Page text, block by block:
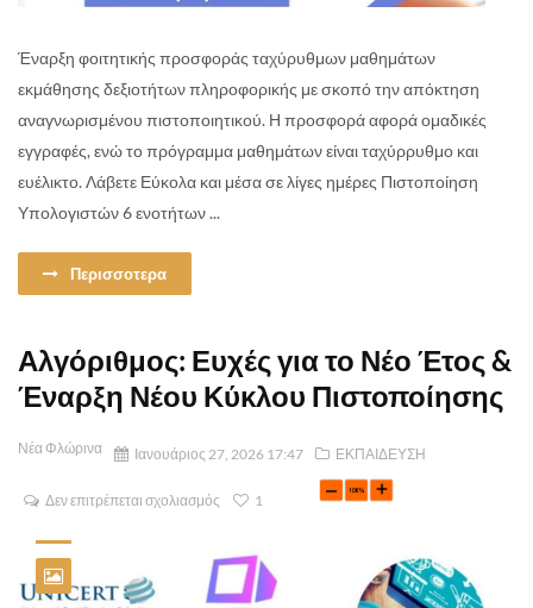
Έναρξη φοιτητικής προσφοράς ταχύρυθμων μαθημάτων
εκμάθησης δεξιοτήτων πληροφορικής με σκοπό την απόκτηση
αναγνωρισμένου πιστοποιητικού. Η προσφορά αφορά ομαδικές
εγγραφές, ενώ το πρόγραμμα μαθημάτων είναι ταχύρρυθμο και
ευέλικτο. Λάβετε Εύκολα και μέσα σε λίγες ημέρες Πιστοποίηση
Υπολογιστών 6 ενοτήτων ...
Περισσοτερα
Αλγόριθμος: Ευχές για το Νέο Έτος &
Έναρξη Νέου Κύκλου Πιστοποίησης
Νέα Φλώρινα Ιανουάριος 27, 2026 17:47 ΕΚΠΑΙΔΕΥΣΗ
Δεν επιτρέπεται σχολιασμός 1